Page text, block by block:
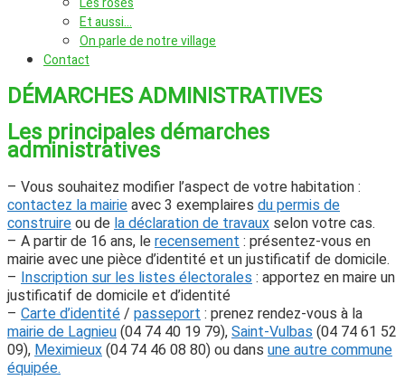
Et aussi…
On parle de notre village
Contact
DÉMARCHES ADMINISTRATIVES
Les principales démarches
administratives
– Vous souhaitez modifier l’aspect de votre habitation :
contactez la mairieavec 3 exemplaires du permis de
construireou de la déclaration de travaux selon votre cas.
– A partir de 16 ans, lerecensement : présentez-vous en
mairie avec une pièce d’identité et un justificatif de domicile.
– Inscription sur les listes électorales : apportez en maire un
justificatif de domicile et d’identité
– Carte d’identité/ passeport : prenez rendez-vous à la
mairie de Lagnieu(04 74 40 19 79),Saint-Vulbas (04 74 61 52
09), Meximieux(04 74 46 08 80) ou dans une autre commune
équipée.